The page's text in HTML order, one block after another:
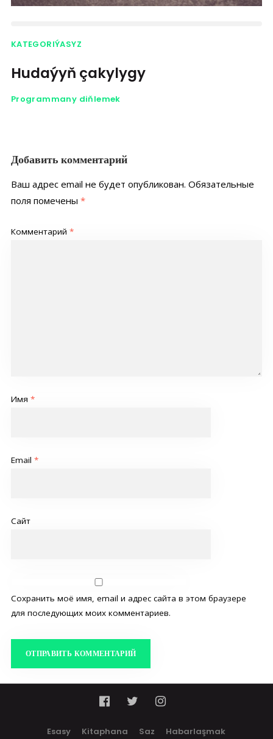
KATEGORIÝASYZ
Hudaýyň çakylygy
Programmany diňlemek
Добавить комментарий
Ваш адрес email не будет опубликован. Обязательные
поля помечены *
Комментарий *
Имя *
Email *
Сайт
Сохранить моё имя, email и адрес сайта в этом браузере
для последующих моих комментариев.
Esasy Kitaphana Saz Habarlaşmak